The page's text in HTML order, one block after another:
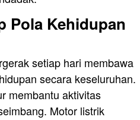
Pola Kehidupan
setiap hari membawa
secara keseluruhan.
membantu aktivitas
Motor listrik